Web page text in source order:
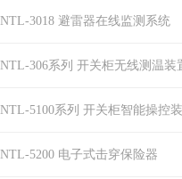
NTL-3018 避雷器在线监测系统
NTL-306系列 开关柜无线测温装
NTL-5100系列 开关柜智能操控
NTL-5200 电子式击穿保险器